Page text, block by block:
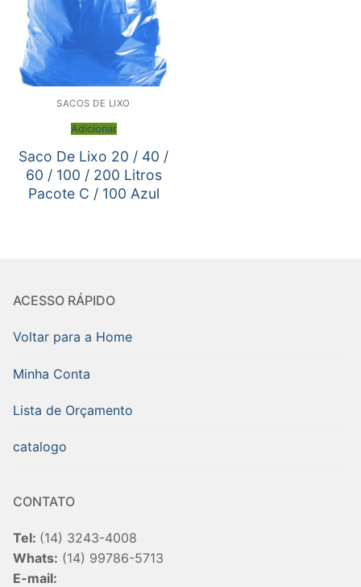
SACOS DE LIXO
Adicionar
Saco De Lixo 20 / 40 /
60 / 100 / 200 Litros
Pacote C / 100 Azul
ACESSO RÁPIDO
Voltar para a Home
Minha Conta
Lista de Orçamento
catalogo
CONTATO
Tel: (14) 3243-4008
Whats: (14) 99786-5713
E-mail: